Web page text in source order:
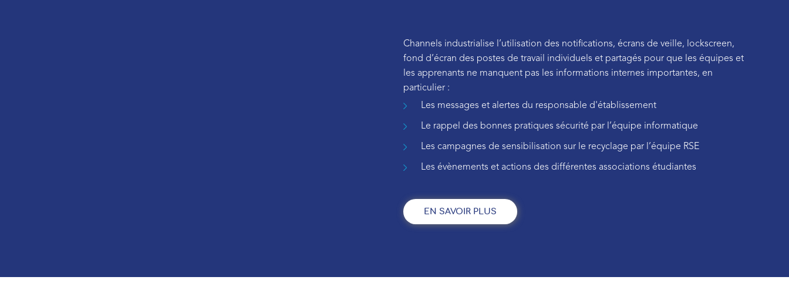
Channels industrialise l’utilisation des notifications, écrans de veille, lockscreen,
fond d’écran des postes de travail individuels et partagés pour que les équipes et
les apprenants ne manquent pas les informations internes importantes, en
particulier :
Les messages et alertes du responsable d'établissement
Le rappel des bonnes pratiques sécurité par l’équipe informatique
Les campagnes de sensibilisation sur le recyclage par l’équipe RSE
Les évènements et actions des différentes associations étudiantes
EN SAVOIR PLUS